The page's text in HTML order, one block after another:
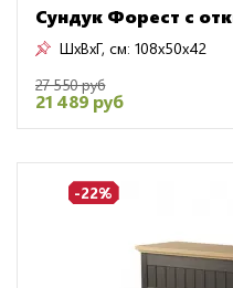
Сундук Форест с
ШxВxГ, см: 108x50x42
27 550 руб
21 489 руб
-22%